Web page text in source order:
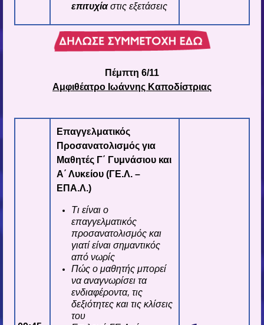
επιτυχίαστις εξετάσεις
Πέμπτη 6/11
Αμφιθέατρο Ιωάννης Καποδίστριας
Επαγγελματικός
Προσανατολισμός για
Μαθητές Γ΄ Γυμνάσιου και
Α΄ Λυκείου (ΓΕ.Λ. –
ΕΠΑ.Λ.)
Τι είναι ο
επαγγελματικός
προσανατολισμός και
γιατί είναι σημαντικός
από νωρίς
Πώς ο μαθητής μπορεί
να αναγνωρίσει τα
ενδιαφέροντα, τις
δεξιότητες και τις κλίσεις
του